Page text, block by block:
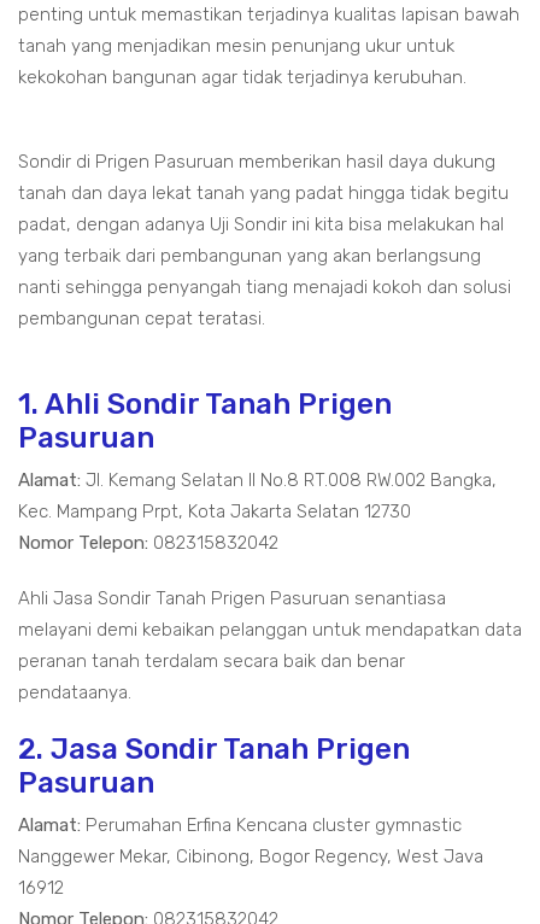
penting untuk memastikan terjadinya kualitas lapisan bawah
tanah yang menjadikan mesin penunjang ukur untuk
kekokohan bangunan agar tidak terjadinya kerubuhan.
Sondir di Prigen Pasuruan memberikan hasil daya dukung
tanah dan daya lekat tanah yang padat hingga tidak begitu
padat, dengan adanya Uji Sondir ini kita bisa melakukan hal
yang terbaik dari pembangunan yang akan berlangsung
nanti sehingga penyangah tiang menajadi kokoh dan solusi
pembangunan cepat teratasi.
1. Ahli Sondir Tanah Prigen
Pasuruan
Alamat: Jl. Kemang Selatan II No.8 RT.008 RW.002 Bangka,
Kec. Mampang Prpt, Kota Jakarta Selatan 12730
Nomor Telepon: 082315832042
Ahli Jasa Sondir Tanah Prigen Pasuruan senantiasa
melayani demi kebaikan pelanggan untuk mendapatkan data
peranan tanah terdalam secara baik dan benar
pendataanya.
2. Jasa Sondir Tanah Prigen
Pasuruan
Alamat: Perumahan Erfina Kencana cluster gymnastic
Nanggewer Mekar, Cibinong, Bogor Regency, West Java
16912
Nomor Telepon: 082315832042